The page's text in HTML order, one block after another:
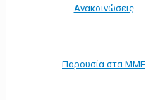
Ανακοινώσεις
Παρουσία στα ΜΜΕ